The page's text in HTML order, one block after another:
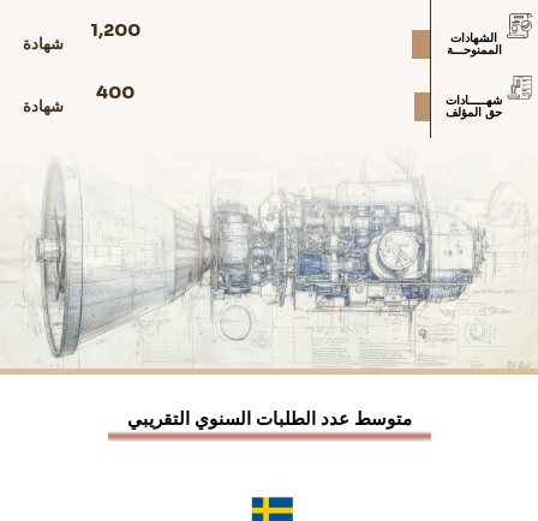
الشهادات
الممنوحـــة
1,200
شهادة
شهـــــادات
حق المؤلف
400
شهادة
متوسط عدد الطلبات السنوي التقريبي